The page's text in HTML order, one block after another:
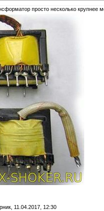
просто несколько крупнее
11.04.2017, 12:30